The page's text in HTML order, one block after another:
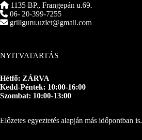
1135 BP., Frangepán u.69.
06- 20-399-7255
grillguru.uzlet@gmail.com
NYITVATARTÁS
Hétfő: ZÁRVA
Kedd-Péntek: 10:00-16:00
Szombat: 10:00-13:00
Előzetes egyeztetés alapján más időpontban is.